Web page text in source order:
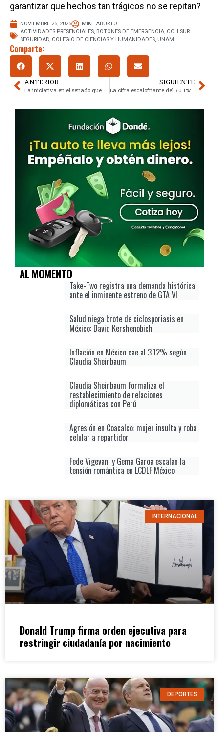
garantizar que hechos tan trágicos no se repitan?
NOVIEMBRE 25, 2025
MIKE ABURTO
ACTIVIDADES PRESENCIALES, BOTONES DE EMERGENCIA, CCH SUR
SEGURIDAD, COLEGIO DE CIENCIAS Y HUMANIDADES, UNAM
Comparte:
ANTERIOR SIGUIENTE
La cifra escalofriante del 70.1%: el grito de la marcha 25N en México
AL MOMENTO
Take-Two registra una demanda histórica
ante el inminente estreno de GTA VI
Salud niega brote de ciclosporiasis en
México: David Kershenobich
Inflación en México cae al 3.12% según
Claudia Sheinbaum
Claudia Sheinbaum formaliza el
restablecimiento de relaciones
diplomáticas con Perú
Agresión en Coacalco: mujer insulta y roba
celular a repartidor
Fede Vigevani y Gema Garoa escalan la
tensión romántica en LCDLF México
INTERNACIONAL
Donald Trump firma orden ejecutiva para
restringir ciudadanía por nacimiento
DEPORTES